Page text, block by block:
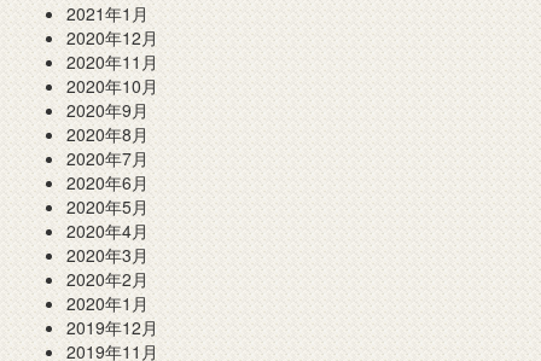
2021年1月
2020年12月
2020年11月
2020年10月
2020年9月
2020年8月
2020年7月
2020年6月
2020年5月
2020年4月
2020年3月
2020年2月
2020年1月
2019年12月
2019年11月